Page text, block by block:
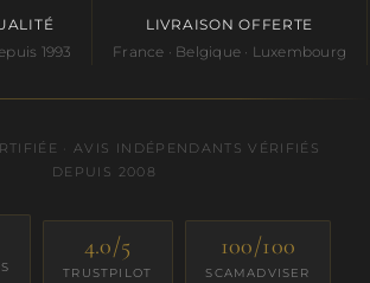
1993
LIVRAISON OFFERTE
France · Belgique · Luxembourg
· AVIS INDÉPENDANTS VÉRIFIÉS
DEPUIS 2008
4.0/5
TRUSTPILOT
100/100
SCAMADVISER